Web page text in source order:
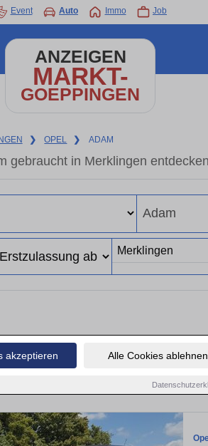
akzeptieren Alle Cookies ablehnen
Event Auto Immo Job
ANZEIGEN
MARKT-
GOEPPINGEN
❯ OPEL ❯ ADAM
gebraucht in Merklingen
Finden Sie in Merklingen
Opel Adam Gebrauchtwagen? Entdecken Sie
von privat und